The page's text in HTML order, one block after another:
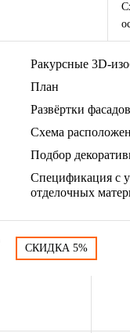
Ракурсные 3D-
План
Развёртки
Схема
Подбор
Спецификация с
отделочных
СКИДКА 5%